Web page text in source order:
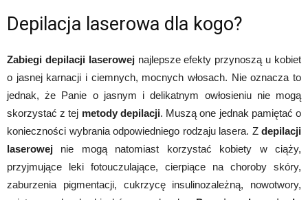
Depilacja laserowa dla kogo?
Zabiegi depilacji laserowejnajlepsze efekty przynoszą u kobiet
o jasnej karnacji i ciemnych, mocnych włosach. Nie oznacza to
jednak, że Panie o jasnym i delikatnym owłosieniu nie mogą
skorzystać z tej metody depilacji. Muszą one jednak pamiętać o
konieczności wybrania odpowiedniego rodzaju lasera. Z depilacji
laserowej nie mogą natomiast korzystać kobiety w ciąży,
przyjmujące leki fotouczulające, cierpiące na choroby skóry,
zaburzenia pigmentacji, cukrzycę insulinozależną, nowotwory,